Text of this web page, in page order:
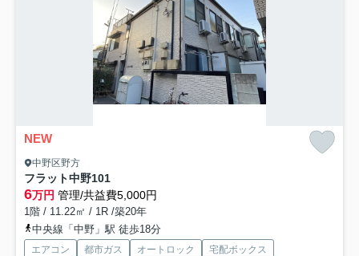
NEW
中野区野方
フラット中野101
6万円 管理/共益費5,000円
1階 / 11.22㎡ / 1R /築20年
中央線「中野」駅 徒歩18分
エアコン 都市ガス オートロック
宅配ボックス